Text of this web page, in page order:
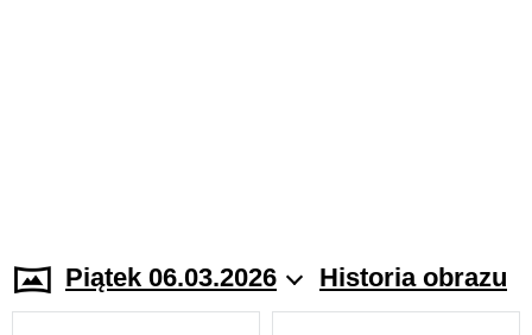
Piątek 06.03.2026 Historia obrazu